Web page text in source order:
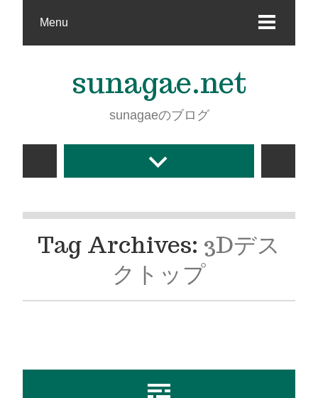
Menu
sunagae.net
sunagaeのブログ
Tag Archives: 3Dデス
クトップ